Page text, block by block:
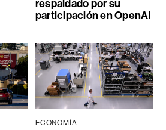
respaldado por su
participación en OpenAI
ECONOMÍA